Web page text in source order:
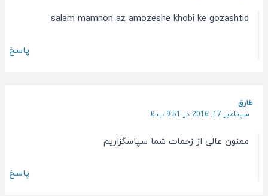
salam mamnon az amozeshe khobi ke gozashtid
پاسخ
طارق
سپتامبر 17, 2016 در 9:51 ب.ظ
ممنون عالی از زحمات شما سپاسگزاریم
پاسخ